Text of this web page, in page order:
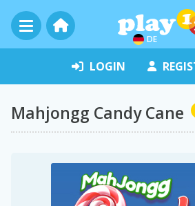
DE
LOGIN
Mahjongg Candy Cane